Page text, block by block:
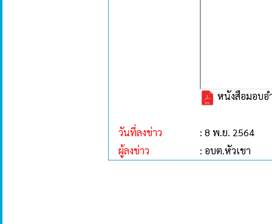
หนังสือมอบอ
วันที่ลงข่าว
: 8 พ.ย. 2564
ผู้ลงข่าว
: อบต.หัวเขา